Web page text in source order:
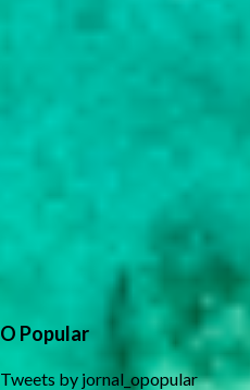
O Popular
Tweets by jornal_opopular